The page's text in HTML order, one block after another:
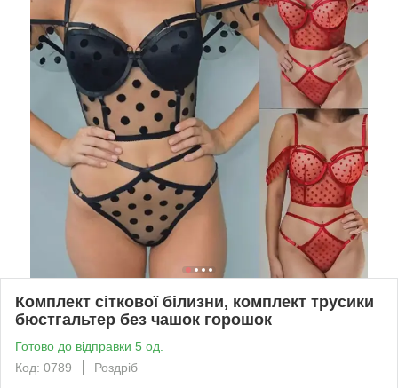
Комплект сіткової білизни, комплект трусики
бюстгальтер без чашок горошок
Готово до відправки 5 од.
Код: 0789
Роздріб